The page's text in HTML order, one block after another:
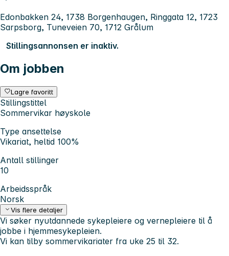
Edonbakken 24, 1738 Borgenhaugen, Ringgata 12, 1723
Sarpsborg, Tuneveien 70, 1712 Grålum
Stillingsannonsen er inaktiv.
Om jobben
Lagre favoritt
Stillingstittel
Sommervikar høyskole
Type ansettelse
Vikariat, heltid 100%
Antall stillinger
10
Arbeidsspråk
Norsk
Vis flere detaljer
Vi søker nyutdannede sykepleiere og vernepleiere til å
jobbe i hjemmesykepleien.
Vi kan tilby sommervikariater fra uke 25 til 32.